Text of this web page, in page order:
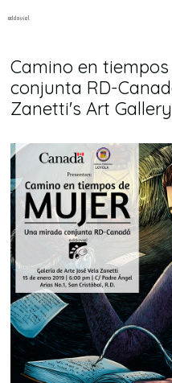
eddaviel
Camino en
conjunta RD-
Zanetti's Art